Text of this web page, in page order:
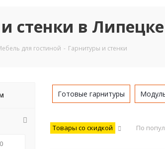
стенки в Липецке
для гостиной - Гарнитуры и стенки
Готовые гарнитуры
Товары со скидкой По